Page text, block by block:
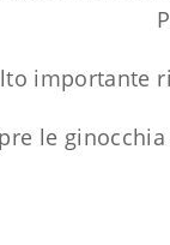
importante
le